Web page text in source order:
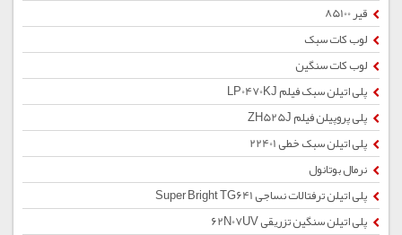
قیر 85100
لوب کات سبک
لوب کات سنگین
پلی اتیلن سبک فیلم LP0470KJ
پلی پروپیلن فیلم ZH525J
پلی اتیلن سبک خطی 22401
نرمال بوتانول
پلی اتیلن ترفتالات نساجی Super Bright TG641
پلی اتیلن سنگین تزریقی 62N07UV